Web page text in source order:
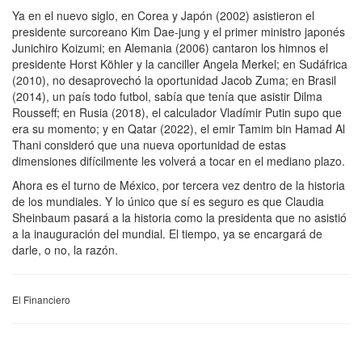
Ya en el nuevo siglo, en Corea y Japón (2002) asistieron el
presidente surcoreano Kim Dae-jung y el primer ministro japonés
Junichiro Koizumi; en Alemania (2006) cantaron los himnos el
presidente Horst Köhler y la canciller Angela Merkel; en Sudáfrica
(2010), no desaprovechó la oportunidad Jacob Zuma; en Brasil
(2014), un país todo futbol, sabía que tenía que asistir Dilma
Rousseff; en Rusia (2018), el calculador Vladímir Putin supo que
era su momento; y en Qatar (2022), el emir Tamim bin Hamad Al
Thani consideró que una nueva oportunidad de estas
dimensiones difícilmente les volverá a tocar en el mediano plazo.
Ahora es el turno de México, por tercera vez dentro de la historia
de los mundiales. Y lo único que sí es seguro es que Claudia
Sheinbaum pasará a la historia como la presidenta que no asistió
a la inauguración del mundial. El tiempo, ya se encargará de
darle, o no, la razón.
El Financiero